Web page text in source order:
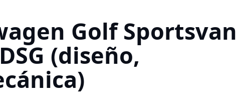
Golf Sportsvan
(diseño,